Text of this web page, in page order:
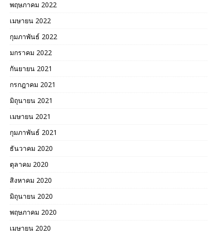
พฤษภาคม 2022
เมษายน 2022
กุมภาพันธ์ 2022
มกราคม 2022
กันยายน 2021
กรกฎาคม 2021
มิถุนายน 2021
เมษายน 2021
กุมภาพันธ์ 2021
ธันวาคม 2020
ตุลาคม 2020
สิงหาคม 2020
มิถุนายน 2020
พฤษภาคม 2020
เมษายน 2020